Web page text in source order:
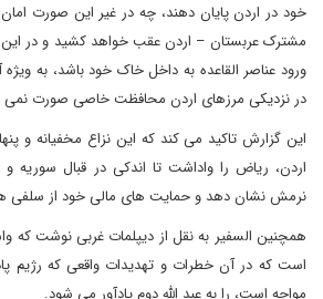
خود در اردن پایان دهند، چه در غیر این صورت
مشترک عربستان – اردن عقب خواهد کشید و در این
ورود عناصر القاعده به داخل خاک خود باشد، به ویژه
در نزدیکی مرزهای اردن محافظت خاصی صورت نمی
این گزارش تاکید می کند که این نزاع مخفیانه و
اردن، ریاض را واداشت تا اندکی در قبال سوریه
نرمش نشان دهد و حمایت های مالی خود از سلفی
همچنین السفیر به نقل از دیپلمات غربی نوشت که
است که در آن خطرات و تهدیدات واقعی که رژیم
مواجه است، را به عبد الله دوم یادآور می شود.